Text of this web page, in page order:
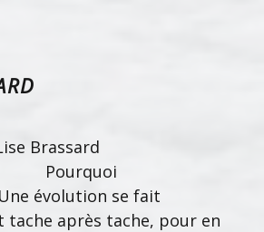
de Lise Brassard
évolution se fait
après tache, pour en